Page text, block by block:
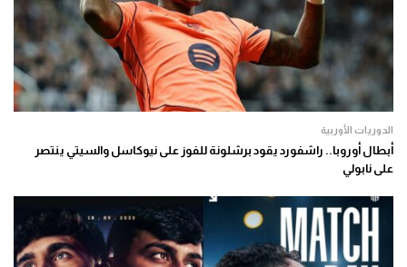
الدوريات الأوربية
أبطال أوروبا.. راشفورد يقود برشلونة للفوز على نيوكاسل والسيتي ينتصر
على نابولي